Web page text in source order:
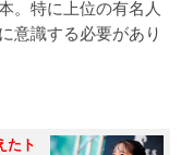
。特に上位の有名人
意識する必要があり
たト